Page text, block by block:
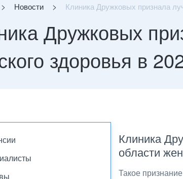
> Новости > Клиника Дружковых признала
Дружковых
здоровья в
Клиника
области
Такое